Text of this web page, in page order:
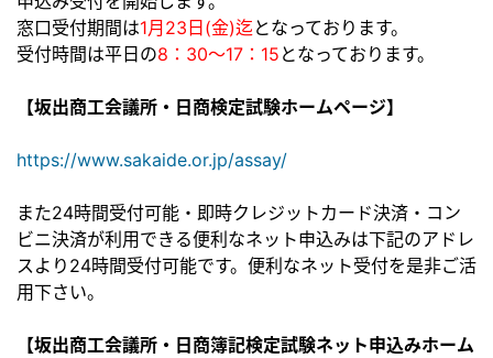
窓口受付期間は1月23日(金)迄 となっております。
受付時間は平日の8：30～17：15 となっております。
【坂出商工会議所・日商検定試験ホームページ】
https://www.sakaide.or.jp/assay/
また24時間受付可能・即時クレジットカード決済・コン
ビニ決済が利用できる便利なネット申込みは下記のアドレ
スより24時間受付可能です。便利なネット受付を是非ご活
用下さい。
【坂出商工会議所・日商簿記検定試験ネット申込みホーム